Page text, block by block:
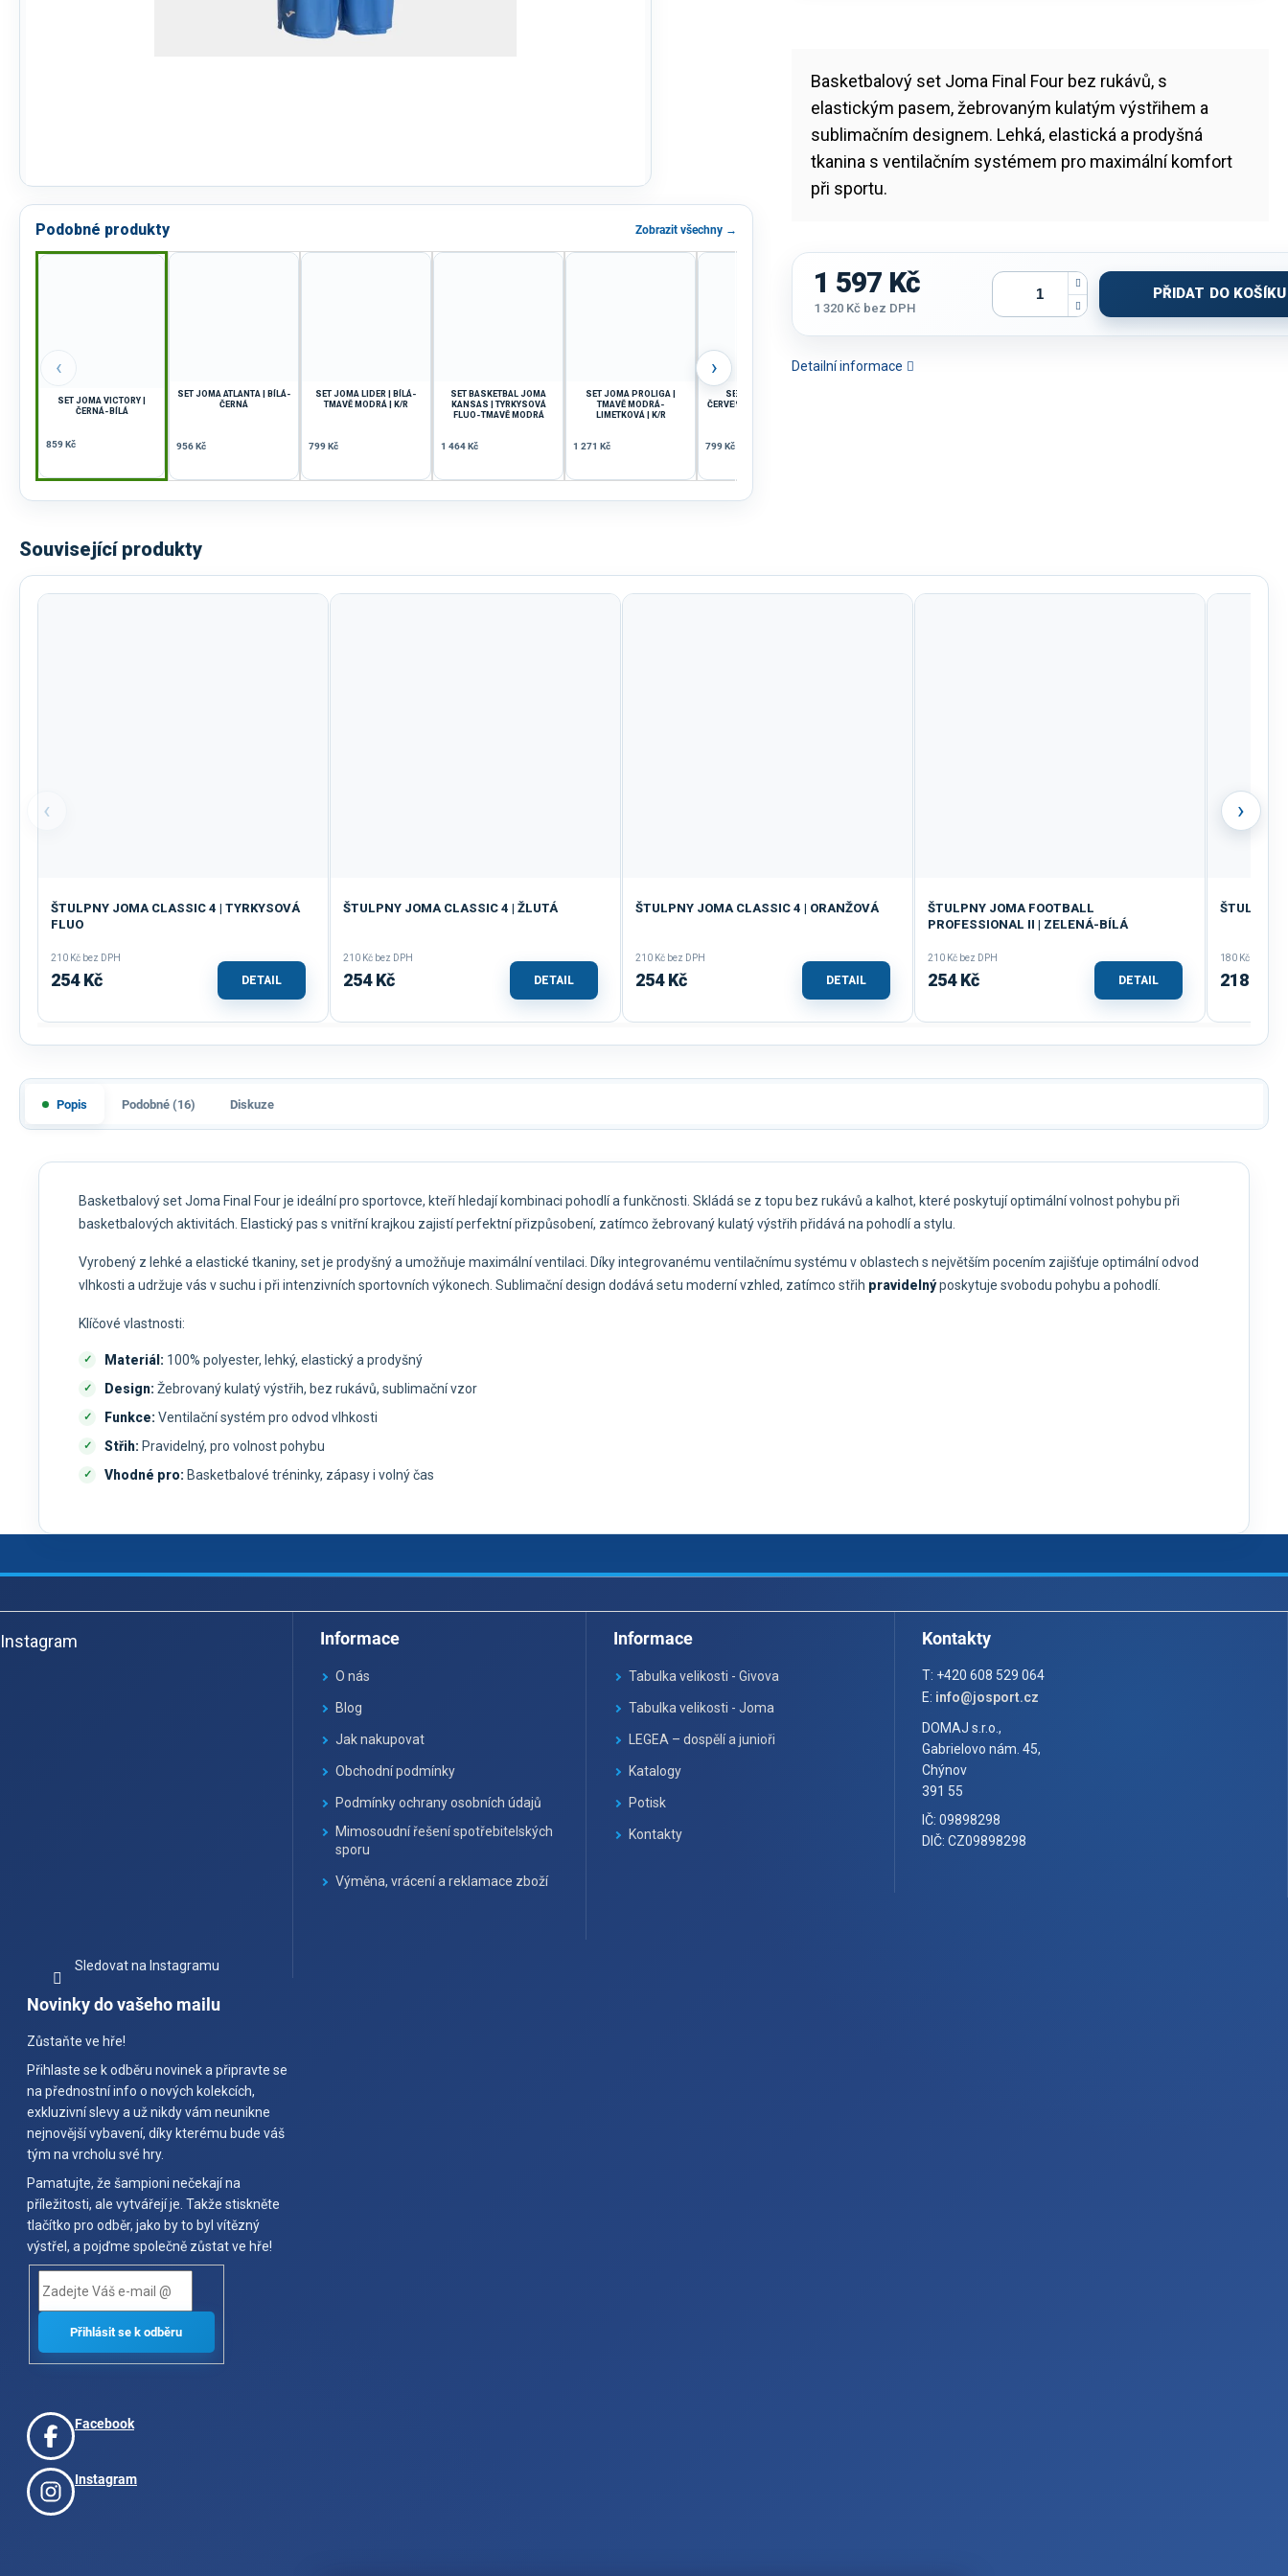
Podobné produkty Zobrazit všechny →
‹
SET JOMA VICTORY |
ČERNÁ-BÍLÁ
859 Kč
SET JOMA ATLANTA | BÍLÁ-
ČERNÁ
956 Kč
SET JOMA LIDER | BÍLÁ-
TMAVĚ MODRÁ | K/R
799 Kč
SET BASKETBAL JOMA
KANSAS | TYRKYSOVÁ
FLUO-TMAVĚ MODRÁ
1 464 Kč
SET JOMA PROLIGA |
TMAVĚ MODRÁ-
LIMETKOVÁ | K/R
1 271 Kč
SET JOMA LIDER |
ČERVENÁ-TMAVĚ MODRÁ |
799 Kč
›
Basketbalový set Joma Final Four bez rukávů, s
elastickým pasem, žebrovaným kulatým výstřihem a
sublimačním designem. Lehká, elastická a prodyšná
tkanina s ventilačním systémem pro maximální komfort
při sportu.
Detailní informace
1 597 Kč
1 320 Kč bez DPH
PŘIDAT DO KOŠÍKU
Související produkty
‹
ŠTULPNY JOMA CLASSIC 4 | TYRKYSOVÁ
FLUO
210 Kč bez DPH
254 Kč DETAIL
ŠTULPNY JOMA CLASSIC 4 | ŽLUTÁ
210 Kč bez DPH
254 Kč DETAIL
ŠTULPNY JOMA CLASSIC 4 | ORANŽOVÁ
210 Kč bez DPH
254 Kč DETAIL
ŠTULPNY JOMA FOOTBALL
PROFESSIONAL II | ZELENÁ-BÍLÁ
210 Kč bez DPH
254 Kč DETAIL
ŠTULPNY
180 Kč bez
218 Kč
›
Popis Podobné (16) Diskuze
Basketbalový set Joma Final Four je ideální pro sportovce, kteří hledají kombinaci pohodlí a funkčnosti. Skládá se z topu bez rukávů a kalhot, které poskytují optimální volnost pohybu při
basketbalových aktivitách. Elastický pas s vnitřní krajkou zajistí perfektní přizpůsobení, zatímco žebrovaný kulatý výstřih přidává na pohodlí a stylu.
Vyrobený z lehké a elastické tkaniny, set je prodyšný a umožňuje maximální ventilaci. Díky integrovanému ventilačnímu systému v oblastech s největším pocením zajišťuje optimální odvod
vlhkosti a udržuje vás v suchu i při intenzivních sportovních výkonech. Sublimační design dodává setu moderní vzhled, zatímco střih pravidelnýposkytuje svobodu pohybu a pohodlí.
Klíčové vlastnosti:
Materiál: 100% polyester, lehký, elastický a prodyšný
Design: Žebrovaný kulatý výstřih, bez rukávů, sublimační vzor
Funkce: Ventilační systém pro odvod vlhkosti
Střih: Pravidelný, pro volnost pohybu
Vhodné pro: Basketbalové tréninky, zápasy i volný čas
á
pInstagram
Sledovat na Instagramu
Informace
O nás
Blog
Jak nakupovat
Obchodní podmínky
Podmínky ochrany osobních údajů
Mimosoudní řešení spotřebitelských
sporu
Výměna, vrácení a reklamace zboží
Informace
Tabulka velikosti - Givova
Tabulka velikosti - Joma
LEGEA – dospělí a junioři
Katalogy
Potisk
Kontakty
Kontakty
T: +420 608 529 064
E: info@josport.cz
DOMAJ s.r.o.,
Gabrielovo nám. 45,
Chýnov
391 55
IČ: 09898298
DIČ: CZ09898298
Novinky do vašeho mailu
Zůstaňte ve hře!
Přihlaste se k odběru novinek a připravte se
na přednostní info o nových kolekcích,
exkluzivní slevy a už nikdy vám neunikne
nejnovější vybavení, díky kterému bude váš
tým na vrcholu své hry.
Pamatujte, že šampioni nečekají na
příležitosti, ale vytvářejí je. Takže stiskněte
tlačítko pro odběr, jako by to byl vítězný
výstřel, a pojďme společně zůstat ve hře!
Facebook
Instagram